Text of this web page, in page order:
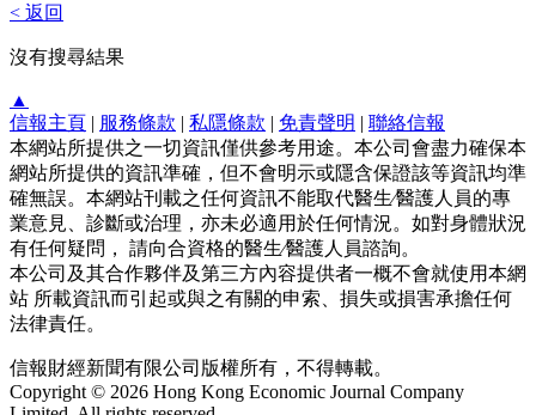
< 返回
沒有搜尋結果
▲
信報主頁 | 服務條款 | 私隱條款 | 免責聲明 | 聯絡信報
本網站所提供之一切資訊僅供參考用途。本公司會盡力確保本
網站所提供的資訊準確，但不會明示或隱含保證該等資訊均準
確無誤。本網站刊載之任何資訊不能取代醫生∕醫護人員的專
業意見、診斷或治理，亦未必適用於任何情況。如對身體狀況
有任何疑問， 請向合資格的醫生∕醫護人員諮詢。
本公司及其合作夥伴及第三方內容提供者一概不會就使用本網
站 所載資訊而引起或與之有關的申索、損失或損害承擔任何
法律責任。
信報財經新聞有限公司版權所有，不得轉載。
Copyright © 2026 Hong Kong Economic Journal Company